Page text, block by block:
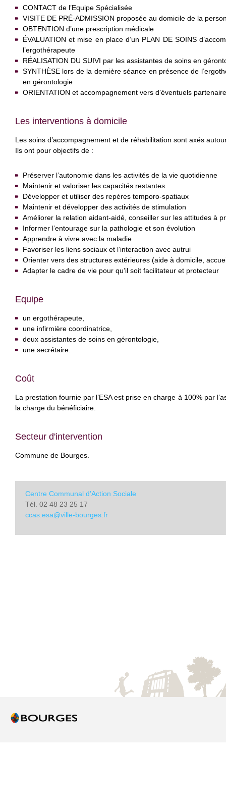
CONTACT de l’Equipe Spécialisée
VISITE DE PRÉ-ADMISSION proposée au domicile de la
OBTENTION d’une prescription médicale
ÉVALUATION et mise en place d’un PLAN DE SOINS
l’ergothérapeute
RÉALISATION DU SUIVI par les assistantes de soins en
SYNTHÈSE lors de la dernière séance en présence de
en gérontologie
ORIENTATION et accompagnement vers d’éventuels
Les interventions à domicile
Les soins d’accompagnement et de réhabilitation sont axés
Ils ont pour objectifs de :
Préserver l’autonomie dans les activités de la vie quotidienne
Maintenir et valoriser les capacités restantes
Développer et utiliser des repères temporo-spatiaux
Maintenir et développer des activités de stimulation
Améliorer la relation aidant-aidé, conseiller sur les attitudes à
Informer l’entourage sur la pathologie et son évolution
Apprendre à vivre avec la maladie
Favoriser les liens sociaux et l’interaction avec autrui
Orienter vers des structures extérieures (aide à domicile,
Adapter le cadre de vie pour qu’il soit facilitateur et protecteur
Equipe
un ergothérapeute,
une infirmière coordinatrice,
deux assistantes de soins en gérontologie,
une secrétaire.
Coût
La prestation fournie par l’ESA est prise en charge à 100% par
la charge du bénéficiaire.
Secteur d'intervention
Commune de Bourges.
Centre Communal d’Action Sociale
Tél. 02 48 23 25 17
ccas.esa@ville-bourges.fr